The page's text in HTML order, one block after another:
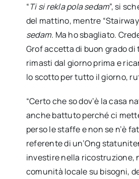
“Ti si rekla pola sedam”, si
del mattino, mentre
sedam. Ma ho sbagliato.
Grof accetta di buon grado di
rimasti dal giorno prima e
lo scotto per tutto il giorno,
“Certo che so dov’è la casa
anche battuto perché ci
perso le staffe e non se n’è
referente di un’Ong
investire nella ricostruzione,
comunità locale su bisogni,